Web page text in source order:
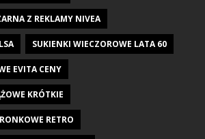
Z REKLAMY NIVEA
SUKIENKI WIECZOROWE LATA 60
EVITA CENY
KRÓTKIE
RETRO